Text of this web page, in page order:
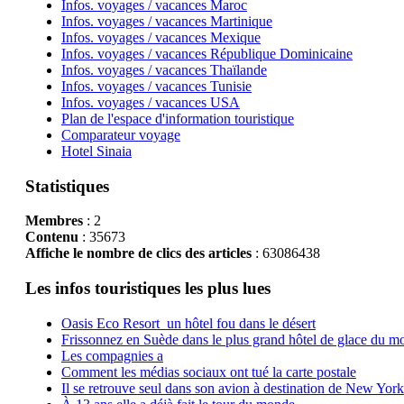
Infos. voyages / vacances Maroc
Infos. voyages / vacances Martinique
Infos. voyages / vacances Mexique
Infos. voyages / vacances République Dominicaine
Infos. voyages / vacances Thaïlande
Infos. voyages / vacances Tunisie
Infos. voyages / vacances USA
Plan de l'espace d'information touristique
Comparateur voyage
Hotel Sinaia
Statistiques
Membres: 2
Contenu : 35673
Affiche le nombre de clics des articles: 63086438
Les infos touristiques les plus lues
Oasis Eco Resort un hôtel fou dans le désert
Frissonnez en Suède dans le plus grand hôtel de glace du
Les compagnies a
Comment les médias sociaux ont tué la carte postale
Il se retrouve seul dans son avion à destination de New York